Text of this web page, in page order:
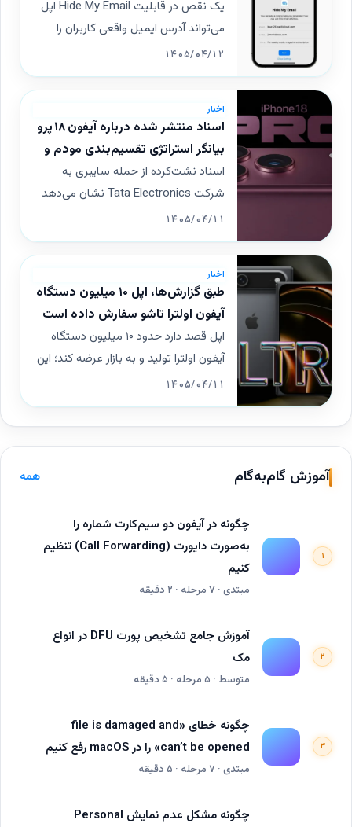
فاش کند
یک نقص در قابلیت Hide My Email اپل
می‌تواند آدرس ایمیل واقعی کاربران را
فاش کند. این آسیب‌پذیری بیش از یک
سال پیش به‌صورت مسئولانه به اپل
گزارش شد، اما هنوز برای رفع آن
به‌روزرسانی یا اصلاحی ارائه نشده است.
۱۴۰۵/۰۴/۱۲
اخبار
اسناد منتشر شده درباره آیفون ۱۸ پرو
بیانگر استراتژی تقسیم‌بندی مودم و
حسگر دوربین جدید است
اسناد نشت‌کرده از حمله سایبری به
شرکت Tata Electronics نشان می‌دهد
تقسیم‌بندی مودم را به کار می‌گیرد؛
به‌عبارت دیگر، این مدل دو نسخه مودم
خواهد داشت. همچنین بسته‌بندی جدید
A20 Pro بازطراحی شده و حسگر دوربین
ارتقا یافته‌ای از سونی برای این گوشی
تعبیه شده است.
۱۴۰۵/۰۴/۱۱
اخبار
طبق گزارش‌ها، اپل ۱۰ میلیون دستگاه
آیفون اولترا تاشو سفارش داده است
که احتمالاً با قیمتی حدود ۲۵۰۰ دلار
به بازار عرضه می‌شوند
اپل قصد دارد حدود ۱۰ میلیون دستگاه
آیفون اولترا تولید و به بازار عرضه کند؛ این
تعداد تقریباً یک‌سوم بیشتر از هدف‌های
ساخت پیش‌بینی‌شده قبلی است. قیمت
حدود ۲۵۰۰ دلار پیش‌بینی می‌شود.
۱۴۰۵/۰۴/۱۱
آموزش گام‌به‌گام همه
۱
چگونه در آیفون دو سیم‌کارت‌ شماره را
به‌صورت دایورت (Call Forwarding) تنظیم
کنیم
مبتدی · ۷ مرحله · ۲ دقیقه
۲
آموزش جامع تشخیص پورت DFU در انواع
مک
متوسط · ۵ مرحله · ۵ دقیقه
۳
چگونه خطای «file is damaged and
can’t be opened» را در macOS رفع کنیم
مبتدی · ۷ مرحله · ۵ دقیقه
چگونه مشکل عدم نمایش Personal